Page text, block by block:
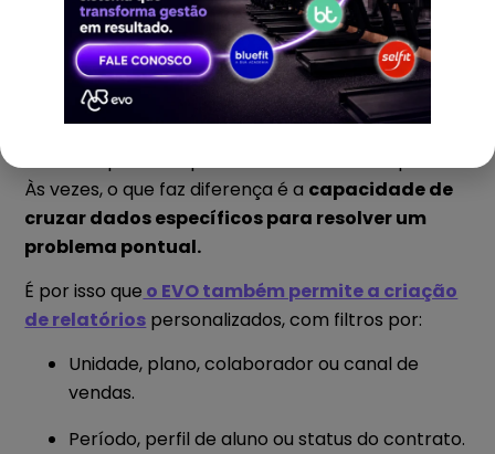
seguras sobre investimentos.Sem surpresa no
fim do mês.
Relatórios Personalizados com Filtros
Inteligentes
Às vezes, o que faz diferença é a capacidade de
cruzar dados específicos para resolver um
problema pontual.
É por isso que o EVO também permite a criação
de relatórios personalizados, com filtros por:
Unidade, plano, colaborador ou canal de
vendas.
Período, perfil de aluno ou status do contrato.